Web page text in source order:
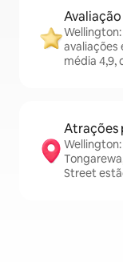
avaliações
média 4,9,
Atrações
Street